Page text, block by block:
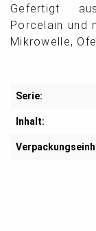
Gefertigt
Porcelain und
Mikrowelle,
Serie:
Inhalt: